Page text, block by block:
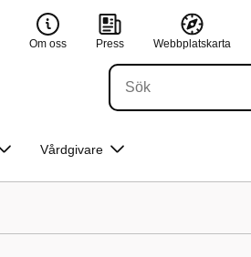
Om oss Press Webbplatskarta
Vårdgivare